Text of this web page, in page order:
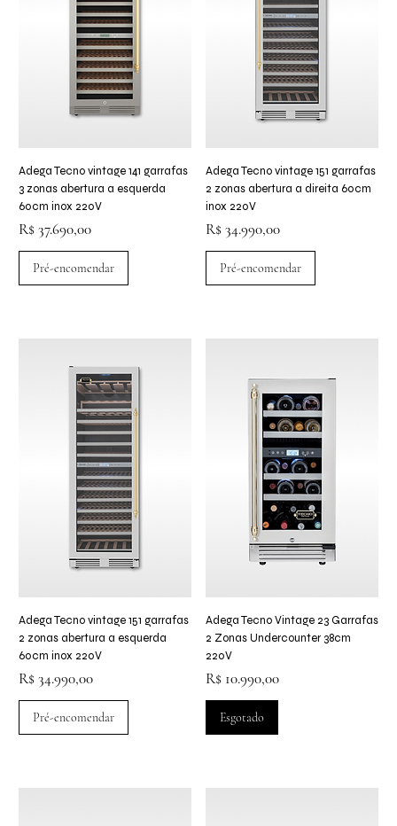
Adega Tecno vintage 141 garrafas
3 zonas abertura a esquerda
60cm inox 220V
Preço
R$ 37.690,00
Pré-encomendar
Adega Tecno vintage 151 garrafas
2 zonas abertura a direita 60cm
inox 220V
Preço
R$ 34.990,00
Pré-encomendar
Adega Tecno vintage 151 garrafas
2 zonas abertura a esquerda
60cm inox 220V
Preço
R$ 34.990,00
Pré-encomendar
Adega Tecno Vintage 23 Garrafas
2 Zonas Undercounter 38cm
220V
Preço
R$ 10.990,00
Esgotado